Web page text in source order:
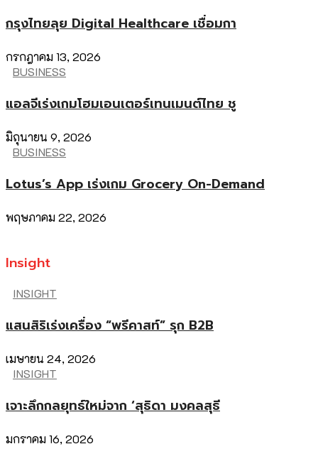
กรุงไทยลุย Digital Healthcare เชื่อมกา
กรกฎาคม 13, 2026
BUSINESS
แอลจีเร่งเกมโฮมเอนเตอร์เทนเมนต์ไทย ชู
มิถุนายน 9, 2026
BUSINESS
Lotus’s App เร่งเกม Grocery On-Demand
พฤษภาคม 22, 2026
Insight
INSIGHT
แสนสิริเร่งเครื่อง “พรีคาสท์” รุก B2B
เมษายน 24, 2026
INSIGHT
เจาะลึกกลยุทธ์ใหม่จาก ‘สุธิดา มงคลสุธี
มกราคม 16, 2026